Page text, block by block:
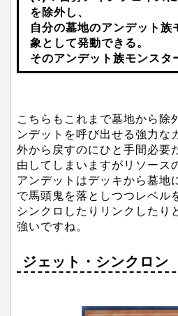
を除外し、
自分の墓地のアンデット族
象として発動できる。
そのアンデット族モンスタ
こちらもこれまで墓地から除
ンデットを呼び出せる強力な
外から戻すのにひと手間必要
由してしまいますがリソース
アンデットはデッキから墓地
で馬頭鬼を落としつつレベル
シンクロしたりリンクしたり
強いですね。
ジェット・シンクロン